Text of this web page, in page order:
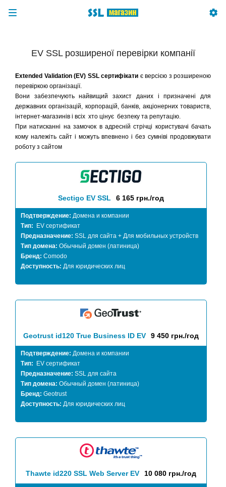
EV SSL розширеної перевірки компанії
Extended Validation (EV) SSL сертифікати є версією з розширеною
перевіркою організації.
Вони забезпечують найвищий захист даних і призначені для
державних організацій, корпорацій, банків, акціонерних товариств,
інтернет-магазинів і всіх хто цінує безпеку та репутацію.
При натисканні на замочок в адресній стрічці користувачі бачать
кому належіть сайт і можуть впевнено і без сумніві продовжувати
роботу з сайтом
Sectigo EV SSL 6 165 грн./год
Подтверждение: Домена и компании
Тип:
EV сертификат
Предназначение: SSL для сайта + Для мобильных устройств
Тип домена: Обычный домен (латиница)
Бренд: Comodo
Доступность: Для юридических лиц
Geotrust id120 True Business ID EV 9 450 грн./год
Подтверждение: Домена и компании
Тип:
EV сертификат
Предназначение: SSL для сайта
Тип домена: Обычный домен (латиница)
Бренд: Geotrust
Доступность: Для юридических лиц
Thawte id220 SSL Web Server EV 10 080 грн./год